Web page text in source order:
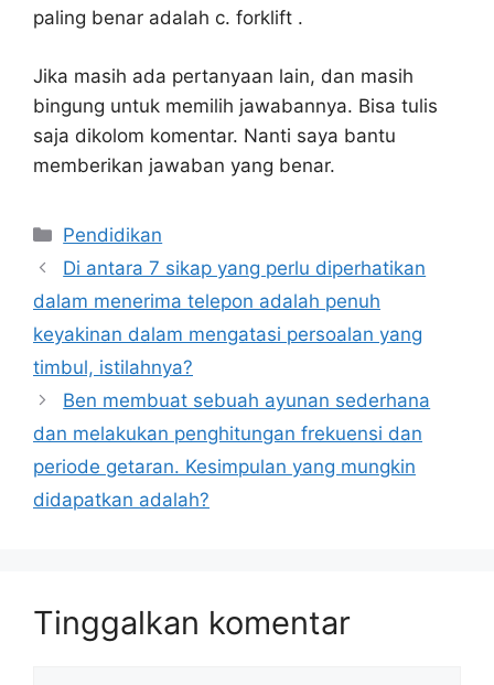
paling benar adalah c. forklift .
Jika masih ada pertanyaan lain, dan masih
bingung untuk memilih jawabannya. Bisa tulis
saja dikolom komentar. Nanti saya bantu
memberikan jawaban yang benar.
Kategori
Pendidikan
Di antara 7 sikap yang perlu diperhatikan
dalam menerima telepon adalah penuh
keyakinan dalam mengatasi persoalan yang
timbul, istilahnya?
Ben membuat sebuah ayunan sederhana
dan melakukan penghitungan frekuensi dan
periode getaran. Kesimpulan yang mungkin
didapatkan adalah?
Tinggalkan komentar